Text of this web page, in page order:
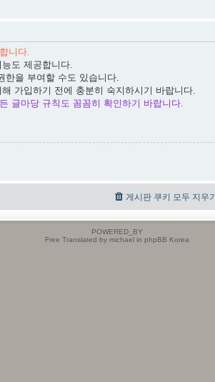
니다.
도 제공합니다.
한을 부여할 수도 있습니다.
가입하기 전에 충분히 숙지하시기 바랍니다.
글마당 규칙도 꼼꼼히 확인하기 바랍니다.
게시판 쿠키 모두 지우기
POWERED_BY
Free Translated by michael in phpBB Korea